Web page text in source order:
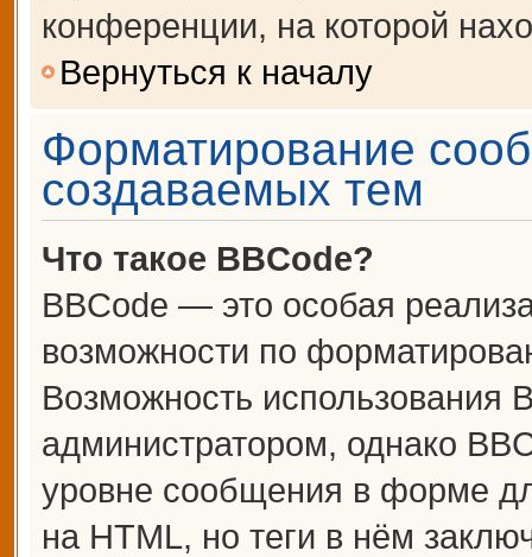
конференции, на которой
Вернуться к началу
Форматирование
создаваемых тем
Что такое BBCode?
BBCode — это особая
возможности по
Возможность использования
администратором, однако
уровне сообщения в форме
на HTML, но теги в нём